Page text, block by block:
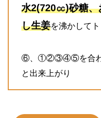
水2(720㏄)砂糖
し生姜を沸かして
⑥、①②③④⑤を合わ
と出来上がり